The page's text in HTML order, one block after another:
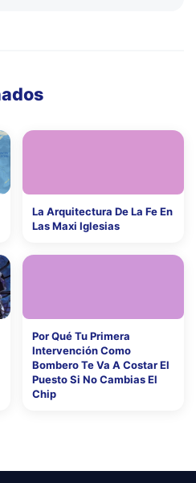
La Arquitectura De La Fe En
Las Maxi Iglesias
Por Qué Tu Primera
Intervención Como
Bombero Te Va A Costar El
Puesto Si No Cambias El
Chip